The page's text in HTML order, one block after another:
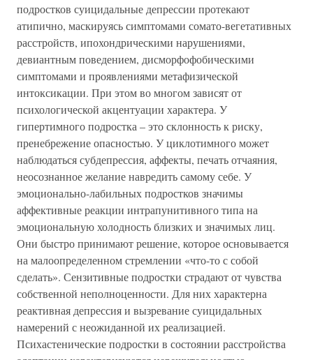
подростков суицидальные депрессии протекают
атипично, маскируясь симптомами сомато-вегетативных
расстройств, ипохондрическими нарушениями,
девиантным поведением, дисморфофобическими
симптомами и проявлениями метафизической
интоксикации. При этом во многом зависят от
психологической акцентуации характера. У
гипертимного подростка – это склонность к риску,
пренебрежение опасностью. У циклотимного может
наблюдаться субдепрессия, аффекты, печать отчаяния,
неосознанное желание навредить самому себе. У
эмоционально-лабильных подростков значимы
аффективные реакции интрапунитивного типа на
эмоциональную холодность близких и значимых лиц.
Они быстро принимают решение, которое основывается
на малоопределенном стремлении «что-то с собой
сделать». Сензитивные подростки страдают от чувства
собственной неполноценности. Для них характерна
реактивная депрессия и вызревание суицидальных
намерений с неожиданной их реализацией.
Психастенические подростки в состоянии расстройства